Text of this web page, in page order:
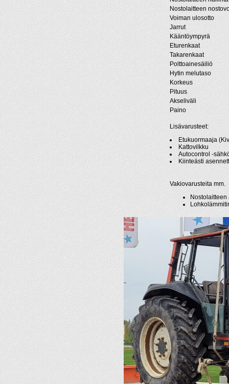
Nostolaitteen
Voiman ulosotto
Jarrut
Kääntöympyrä
Eturenkaat
Takarenkaat
Polttoainesäiliö
Hytin melutaso
Korkeus
Pituus
Akseliväli
Paino
Lisävarusteet:
Etukuormaaja
Kattovilkku
Autocontrol -
Kiinteästi
Vakiovarusteita mm.
Nostolaitteen